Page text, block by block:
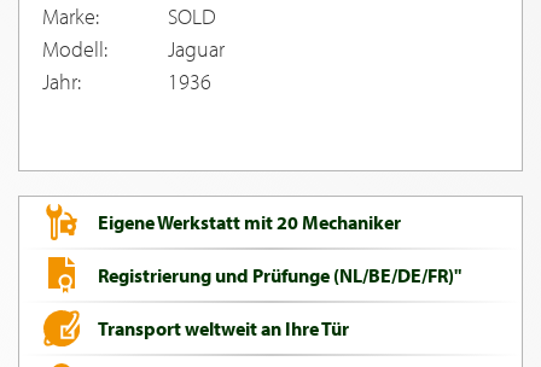
Marke:
SOLD
Modell:
Jaguar
Jahr:
1936
Eigene Werkstatt mit 20 Mechaniker
Registrierung und Prüfunge (NL/BE/DE/FR)"
Transport weltweit an Ihre Tür